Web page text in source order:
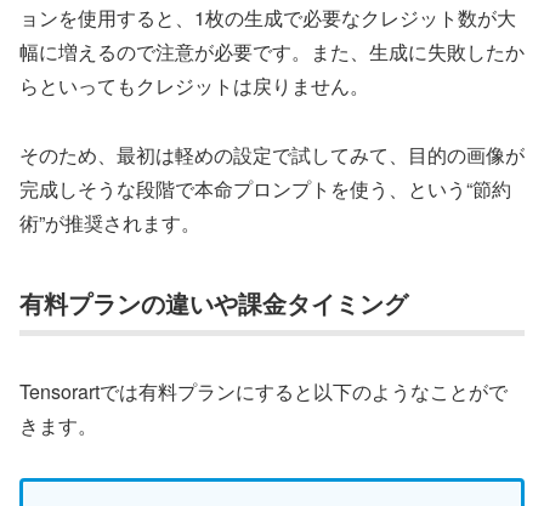
ョンを使用すると、1枚の生成で必要なクレジット数が大
幅に増えるので注意が必要です。また、生成に失敗したか
らといってもクレジットは戻りません。
そのため、最初は軽めの設定で試してみて、目的の画像が
完成しそうな段階で本命プロンプトを使う、という“節約
術”が推奨されます。
有料プランの違いや課金タイミング
Tensorartでは有料プランにすると以下のようなことがで
きます。